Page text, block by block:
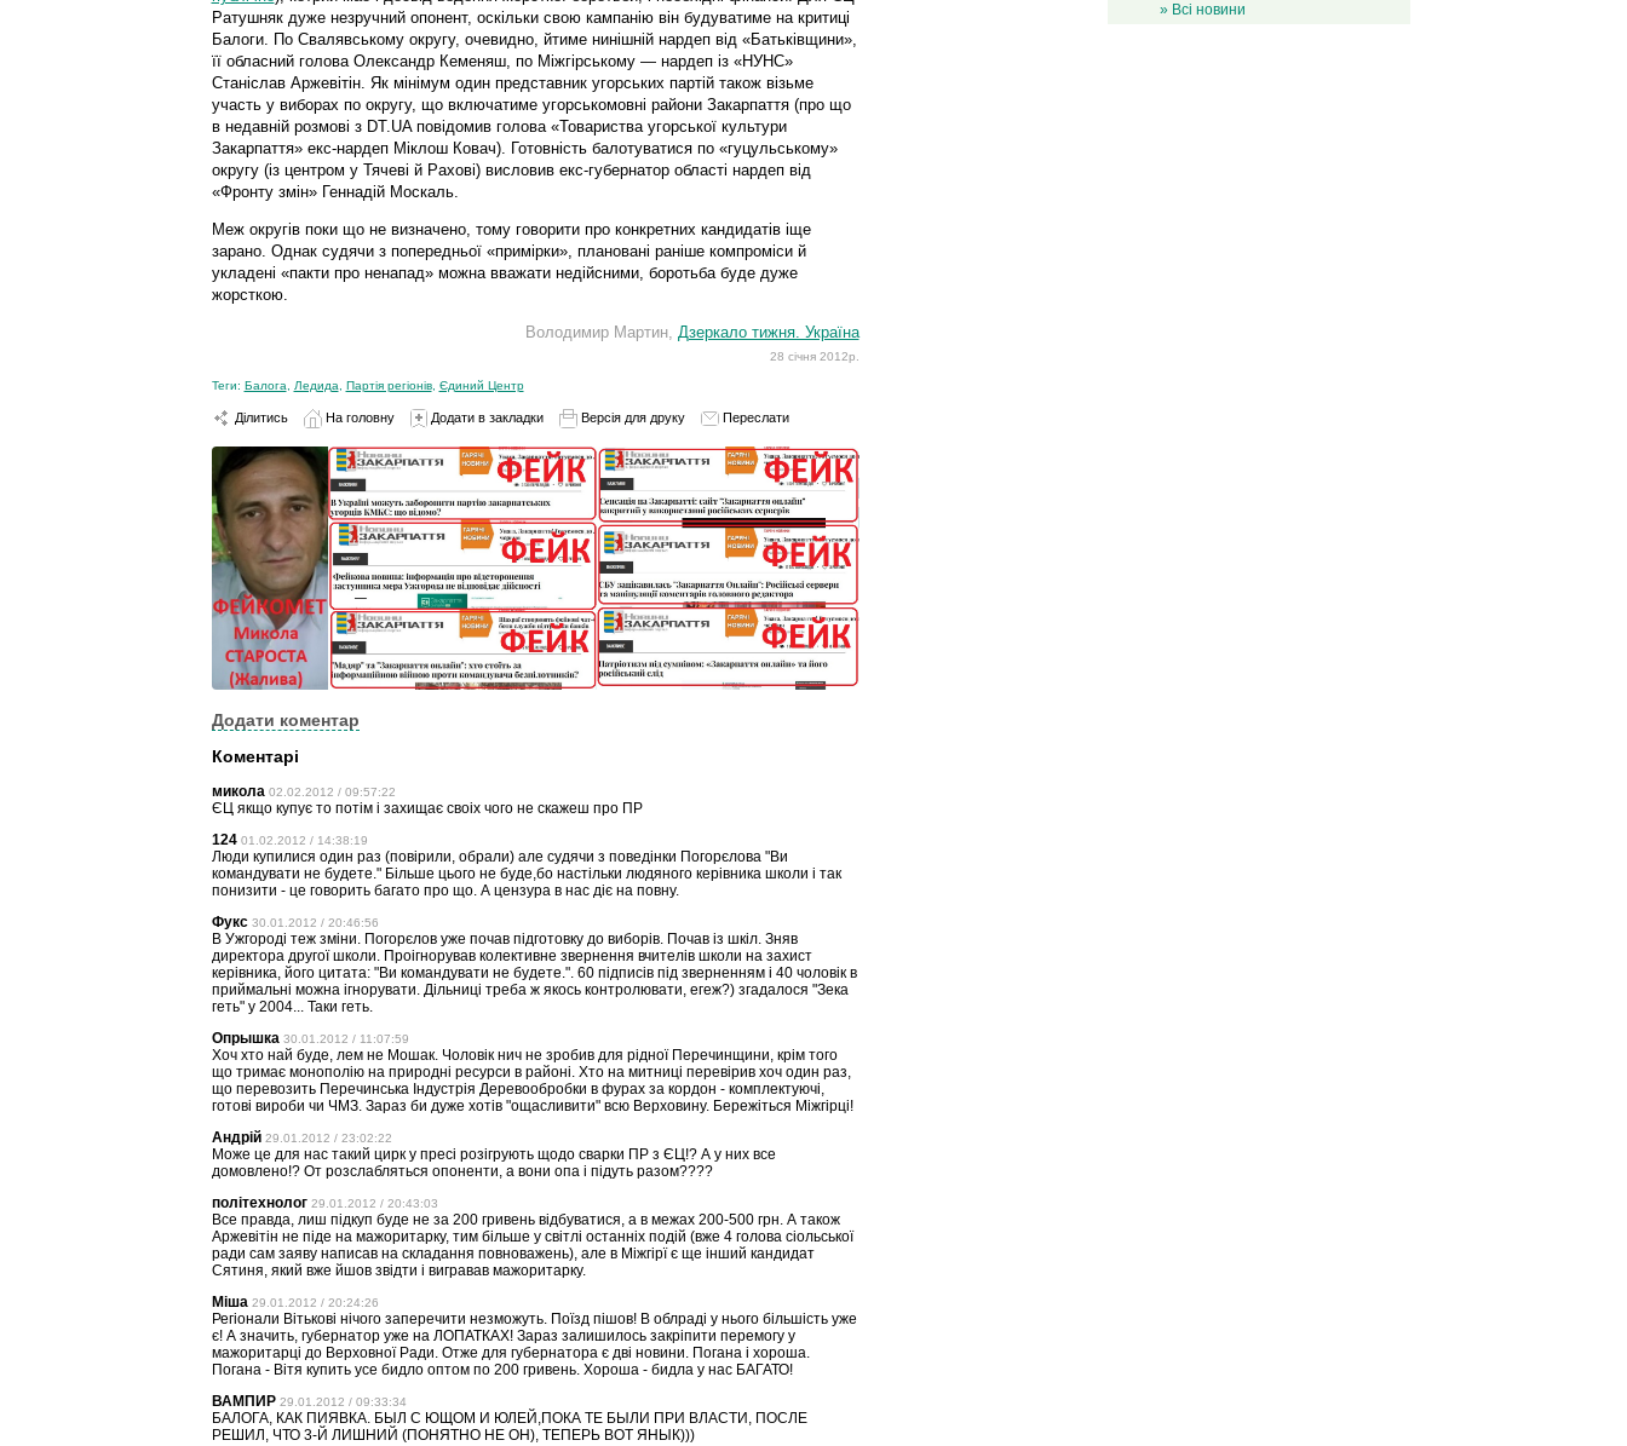
Ратушняк дуже незручний опонент, оскільки свою кампанію він будуватиме на критиці
Балоги. По Свалявському округу, очевидно, йтиме нинішній нардеп від «Батьківщини»,
її обласний голова Олександр Кеменяш, по Міжгірському — нардеп із «НУНС»
Станіслав Аржевітін. Як мінімум один представник угорських партій також візьме
участь у виборах по округу, що включатиме угорськомовні райони Закарпаття (про що
в недавній розмові з DT.UA повідомив голова «Товариства угорської культури
Закарпаття» екс-нардеп Міклош Ковач). Готовність балотуватися по «гуцульському»
округу (із центром у Тячеві й Рахові) висловив екс-губернатор області нардеп від
«Фронту змін» Геннадій Москаль.
Меж округів поки що не визначено, тому говорити про конкретних кандидатів іще
зарано. Однак судячи з попередньої «примірки», плановані раніше компроміси й
укладені «пакти про ненапад» можна вважати недійсними, боротьба буде дуже
жорсткою.
Володимир Мартин, Дзеркало тижня. Україна
28 січня 2012р.
Теги: Балога Ледида Партія регіонів, Єдиний Центр
Ділитись На головну Додати в закладки Версія для друку Переслати
Додати коментар
Коментарі
микола 02.02.2012 / 09:57:22
ЄЦ якщо купує то потім і захищає своіх чого не скажеш про ПР
124 01.02.2012 / 14:38:19
Люди купилися один раз (повірили, обрали) але судячи з поведінки Погорєлова "Ви
командувати не будете." Більше цього не буде,бо настільки людяного керівника школи і так
понизити - це говорить багато про що. А цензура в нас діє на повну.
Фукс 30.01.2012 / 20:46:56
В Ужгороді теж зміни. Погорєлов уже почав підготовку до виборів. Почав із шкіл. Зняв
директора другої школи. Проігнорував колективне звернення вчителів школи на захист
керівника, його цитата: "Ви командувати не будете.". 60 підписів під зверненням і 40 чоловік в
приймальні можна ігнорувати. Дільниці треба ж якось контролювати, егеж?) згадалося "Зека
геть" у 2004... Таки геть.
Опрышка 30.01.2012 / 11:07:59
Хоч хто най буде, лем не Мошак. Чоловік нич не зробив для рідної Перечинщини, крім того
що тримає монополію на природні ресурси в районі. Хто на митниці перевірив хоч один раз,
що перевозить Перечинська Індустрія Деревообробки в фурах за кордон - комплектуючі,
готові вироби чи ЧМЗ. Зараз би дуже хотів "ощасливити" всю Верховину. Бережіться Міжгірці!
Андрій 29.01.2012 / 23:02:22
Може це для нас такий цирк у пресі розігрують щодо сварки ПР з ЄЦ!? А у них все
домовлено!? От розслабляться опоненти, а вони опа і підуть разом????
політехнолог 29.01.2012 / 20:43:03
Все правда, лиш підкуп буде не за 200 гривень відбуватися, а в межах 200-500 грн. А також
Аржевітін не піде на мажоритарку, тим більше у світлі останніх подій (вже 4 голова сіольської
ради сам заяву написав на складання повноважень), але в Міжгірї є ще інший кандидат
Сятиня, який вже йшов звідти і вигравав мажоритарку.
Міша 29.01.2012 / 20:24:26
Регіонали Вітькові нічого заперечити незможуть. Поїзд пішов! В облраді у нього більшість уже
є! А значить, губернатор уже на ЛОПАТКАХ! Зараз залишилось закріпити перемогу у
мажоритарці до Верховної Ради. Отже для губернатора є дві новини. Погана і хороша.
Погана - Вітя купить усе бидло оптом по 200 гривень. Хороша - бидла у нас БАГАТО!
ВАМПИР 29.01.2012 / 09:33:34
БАЛОГА, КАК ПИЯВКА. БЫЛ С ЮЩОМ И ЮЛЕЙ,ПОКА ТЕ БЫЛИ ПРИ ВЛАСТИ, ПОСЛЕ
РЕШИЛ, ЧТО 3-Й ЛИШНИЙ (ПОНЯТНО НЕ ОН), ТЕПЕРЬ ВОТ ЯНЫК)))
» Всі новини